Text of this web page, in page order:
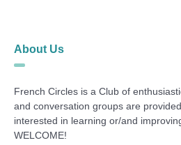
About Us
French Circles is a Club of
and conversation groups are
interested in learning or/and
WELCOME!